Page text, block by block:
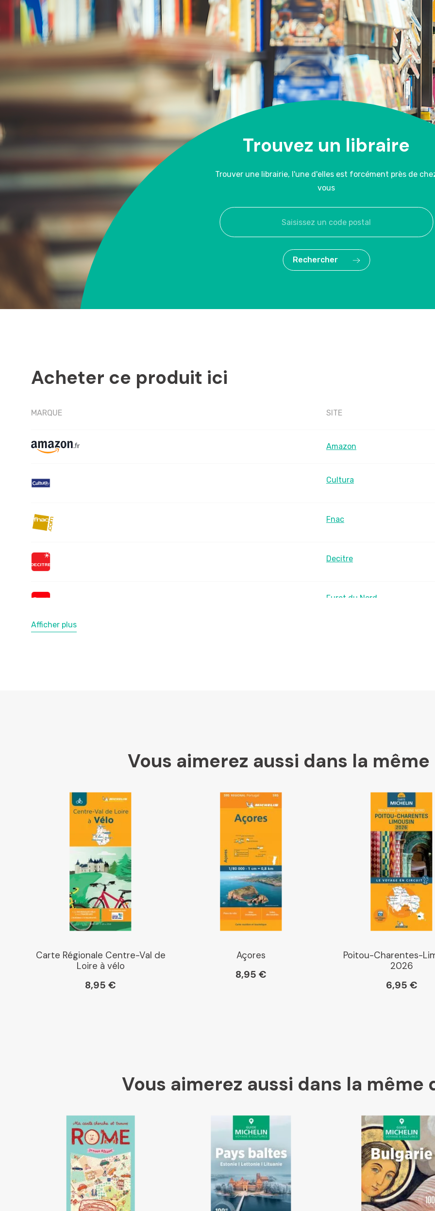
Trouvez un libraire
Trouver une librairie, l'une d'elles est forcément près de
vous
Rechercher
Acheter ce produit ici
MARQUE SITE
Amazon
Cultura
Fnac
Decitre
Furet du Nord
Mollat
Libraires Ensemble
Librairie La Procure
Paris Librairies
Boutique L'Aventure Michelin
Afficher plus
Vous aimerez aussi dans la
Carte Régionale Centre-Val de
Loire à vélo
8,95 €
Açores
8,95 €
Poitou-Charentes-
2026
6,95 €
Vous aimerez aussi dans la